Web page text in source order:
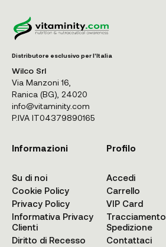
Distributore esclusivo per l'Italia
Wilco Srl
Via Manzoni 16,
Ranica (BG), 24020
info@vitaminity.com
P.IVA IT04379890165
Informazioni
Su di noi
Cookie Policy
Privacy Policy
Informativa Privacy
Clienti
Diritto di Recesso
Profilo
Accedi
Carrello
VIP Card
Tracciamento
Spedizione
Contattaci